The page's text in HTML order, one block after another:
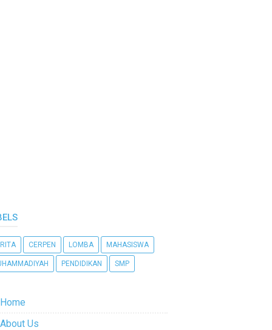
CERPEN LOMBA MAHASISWA
PENDIDIKAN SMP
Home
About Us